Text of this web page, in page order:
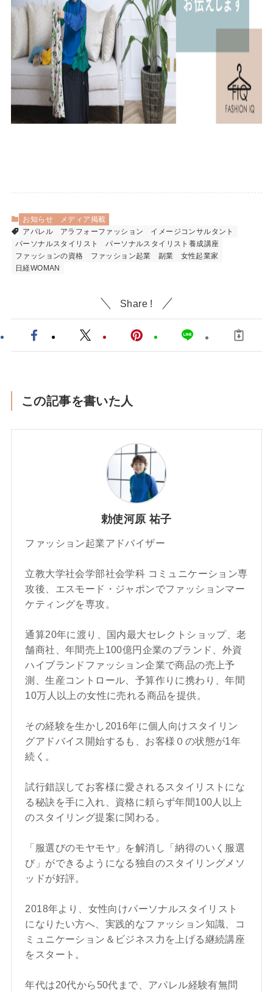
お知らせ
メディア掲載
アパレル
アラフォーファッション
イメージコンサルタント
パーソナルスタイリスト
パーソナルスタイリスト養成講座
ファッションの資格
ファッション起業 副業
女性起業家
日経WOMAN
Share !
この記事を書いた人
勅使河原 祐子
ファッション起業アドバイザー
立教大学社会学部社会学科 コミュニケーション専
攻後、エスモード・ジャポンでファッションマー
ケティングを専攻。
通算20年に渡り、国内最大セレクトショップ、老
舗商社、年間売上100億円企業のブランド、外資
ハイブランドファッション企業で商品の売上予
測、生産コントロール、予算作りに携わり、年間
10万人以上の女性に売れる商品を提供。
その経験を生かし2016年に個人向けスタイリン
グアドバイス開始するも、お客様０の状態が1年
続く。
試行錯誤してお客様に愛されるスタイリストにな
る秘訣を手に入れ、資格に頼らず年間100人以上
のスタイリング提案に関わる。
「服選びのモヤモヤ」を解消し「納得のいく服選
び」ができるようになる独自のスタイリングメソ
ッドが好評。
2018年より、女性向けパーソナルスタイリスト
になりたい方へ、実践的なファッション知識、コ
ミュニケーション＆ビジネス力を上げる継続講座
をスタート。
年代は20代から50代まで、アパレル経験有無問